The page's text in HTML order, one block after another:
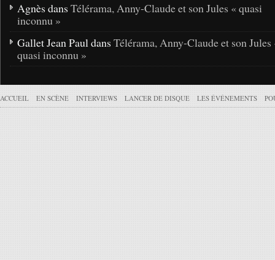
Agnès dans Télérama, Anny-Claude et son Jules « quasi
inconnu »
Gallet Jean Paul dans Télérama, Anny-Claude et son Jules
quasi inconnu »
ACCUEIL EN SCÈNE INTERVIEWS LANCER DE DISQUE LES ÉVÉNEMENTS